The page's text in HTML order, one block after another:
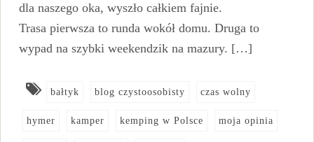
dla naszego oka, wyszło całkiem fajnie.
Trasa pierwsza to runda wokół domu. Druga to
wypad na szybki weekendzik na mazury. […]
bałtyk blog czystoosobisty czas wolny
hymer kamper kemping w Polsce moja opinia